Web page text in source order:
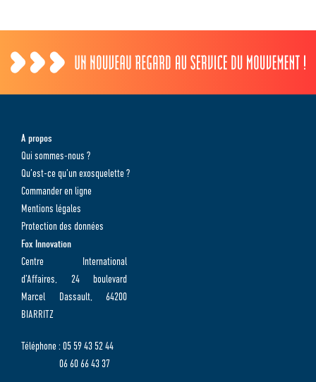
A propos
Qui sommes-nous ?
Qu’est-ce qu’un exosquelette ?
Commander en ligne
Mentions légales
Protection des données
Fox Innovation
Centre International
d’Affaires, 24 boulevard
Marcel Dassault, 64200
BIARRITZ
Téléphone : 05 59 43 52 44
06 60 66 43 37